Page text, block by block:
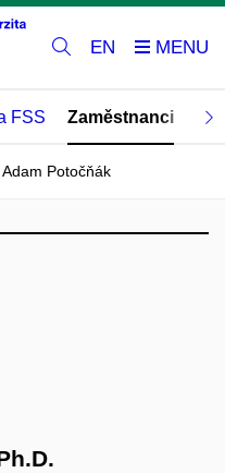
EN
FSS Zaměstnanci
Adam Potočňák